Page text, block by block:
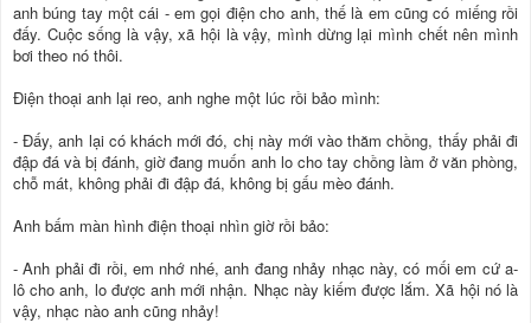
anh búng tay một cái - em gọi điện cho anh, thế là em cũng có miếng rồi
đấy. Cuộc sống là vậy, xã hội là vậy, mình dừng lại mình chết nên mình
bơi theo nó thôi.
Điện thoại anh lại reo, anh nghe một lúc rồi bảo mình:
- Đấy, anh lại có khách mới đó, chị này mới vào thăm chồng, thấy phải đi
đập đá và bị đánh, giờ đang muốn anh lo cho tay chồng làm ở văn phòng,
chỗ mát, không phải đi đập đá, không bị gấu mèo đánh.
Anh bấm màn hình điện thoại nhìn giờ rồi bảo:
- Anh phải đi rồi, em nhớ nhé, anh đang nhảy nhạc này, có mối em cứ a-
lô cho anh, lo được anh mới nhận. Nhạc này kiếm được lắm. Xã hội nó là
vậy, nhạc nào anh cũng nhảy!